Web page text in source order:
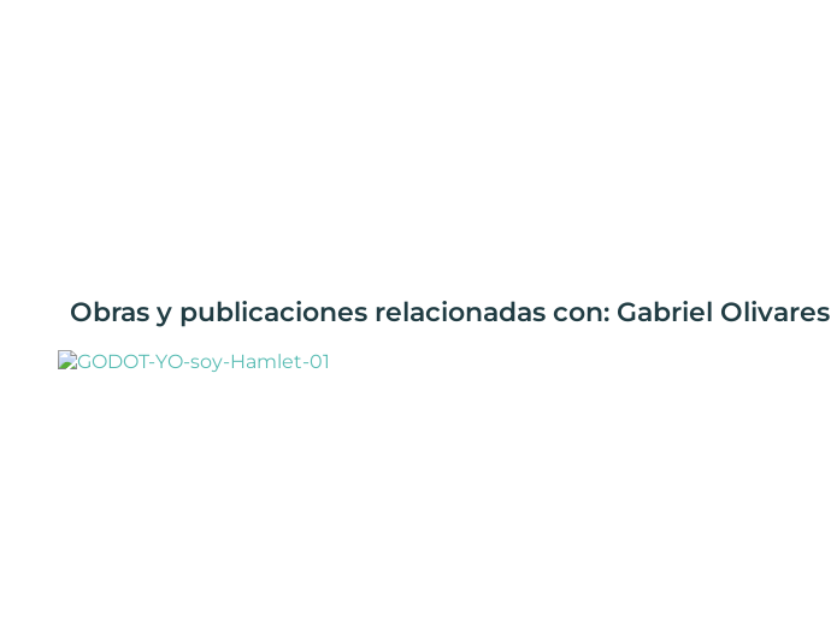
Obras y publicaciones relacionadas con: Gabriel Olivares